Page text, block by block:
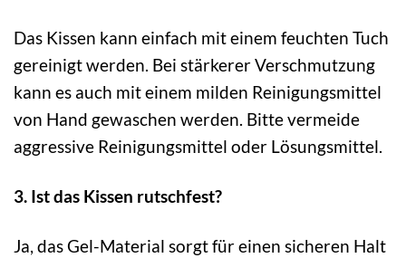
Das Kissen kann einfach mit einem feuchten Tuch
gereinigt werden. Bei stärkerer Verschmutzung
kann es auch mit einem milden Reinigungsmittel
von Hand gewaschen werden. Bitte vermeide
aggressive Reinigungsmittel oder Lösungsmittel.
3. Ist das Kissen rutschfest?
Ja, das Gel-Material sorgt für einen sicheren Halt